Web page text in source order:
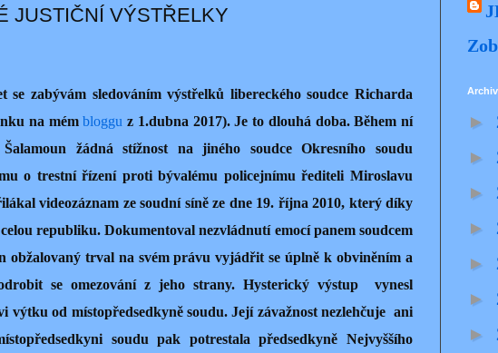
JUSTIČNÍ VÝSTŘELKY
se zabývám sledováním výstřelků libereckého soudce Richarda
na mémbloggu z 1.dubna 2017). Je to dlouhá doba. Během ní
žádná stížnost na jiného soudce Okresního soudu
o trestní řízení proti bývalému policejnímu řediteli Miroslavu
videozáznam ze soudní síně ze dne 19. října 2010, který díky
republiku. Dokumentoval nezvládnutí emocí panem soudcem
obžalovaný trval na svém právu vyjádřit se úplně k obviněním a
se omezování z jeho strany. Hysterický výstup vynesl
výtku od místopředsedkyně soudu. Její závažnost nezlehčuje ani
soudu pak potrestala předsedkyně Nejvyššího
►
►
►
►
►
►
►